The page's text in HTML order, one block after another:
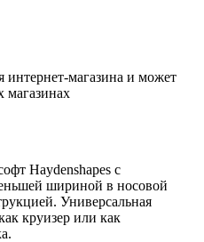
интернет-магазина и может
магазинах
Haydenshapes с
шириной в носовой
Универсальная
круизер или как